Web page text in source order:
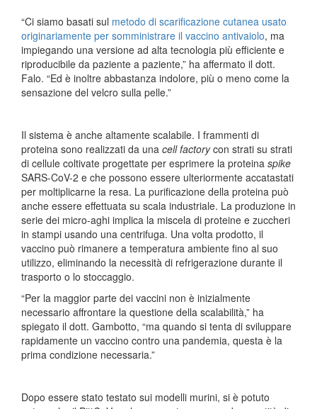
“Ci siamo basati sul metodo di scarificazione cutanea usato
originariamente per somministrare il vaccino antivaiolo, ma
impiegando una versione ad alta tecnologia più efficiente e
riproducibile da paziente a paziente,” ha affermato il dott.
Falo. “Ed è inoltre abbastanza indolore, più o meno come la
sensazione del velcro sulla pelle.”
Il sistema è anche altamente scalabile. I frammenti di
proteina sono realizzati da una cell factorycon strati su strati
di cellule coltivate progettate per esprimere la proteina spike
SARS-CoV-2 e che possono essere ulteriormente accatastati
per moltiplicarne la resa. La purificazione della proteina può
anche essere effettuata su scala industriale. La produzione in
serie dei micro-aghi implica la miscela di proteine ​​e zuccheri
in stampi usando una centrifuga. Una volta prodotto, il
vaccino può rimanere a temperatura ambiente fino al suo
utilizzo, eliminando la necessità di refrigerazione durante il
trasporto o lo stoccaggio.
“Per la maggior parte dei vaccini non è inizialmente
necessario affrontare la questione della scalabilità,” ha
spiegato il dott. Gambotto, “ma quando si tenta di sviluppare
rapidamente un vaccino contro una pandemia, questa è la
prima condizione necessaria.”
Dopo essere stato testato sui modelli murini, si è potuto